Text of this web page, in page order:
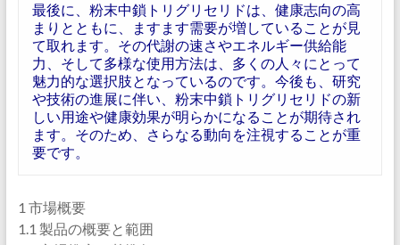
最後に、粉末中鎖トリグリセリドは、健康志向の高
まりとともに、ますます需要が増していることが見
て取れます。その代謝の速さやエネルギー供給能
力、そして多様な使用方法は、多くの人々にとって
魅力的な選択肢となっているのです。今後も、研究
や技術の進展に伴い、粉末中鎖トリグリセリドの新
しい用途や健康効果が明らかになることが期待され
ます。そのため、さらなる動向を注視することが重
要です。
1 市場概要
1.1 製品の概要と範囲